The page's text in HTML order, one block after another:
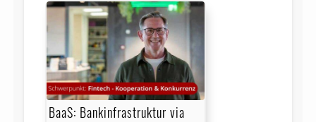
BaaS: Bankinfrastruktur via